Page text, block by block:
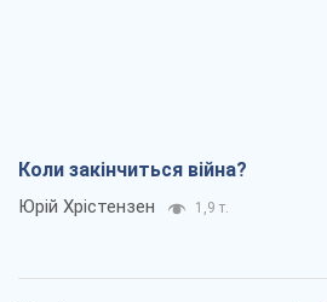
Коли закінчиться війна?
Юрій Хрістензен 1,9 т.